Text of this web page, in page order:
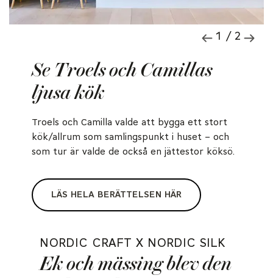
1 / 2
Se Troels och Camillas
ljusa kök
Troels och Camilla valde att bygga ett stort
kök/allrum som samlingspunkt i huset – och
som tur är valde de också en jättestor köksö.
LÄS HELA BERÄTTELSEN HÄR
NORDIC CRAFT X NORDIC SILK
Ek och mässing blev den